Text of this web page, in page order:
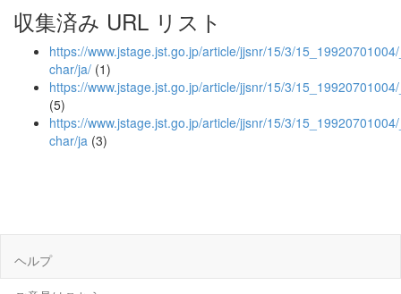
収集済み URL リスト
https://www.jstage.jst.go.jp/article/jjsnr/15/3/
char/ja/ (1)
https://www.jstage.jst.go.jp/article/jjsnr/15/3/
(5)
https://www.jstage.jst.go.jp/article/jjsnr/15/3/
char/ja (3)
ヘルプ